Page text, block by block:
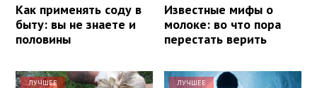
Как применять соду в
быту: вы не знаете и
половины
Известные мифы о
молоке: во что пора
перестать верить
ЛУЧШЕЕ ЛУЧШЕЕ